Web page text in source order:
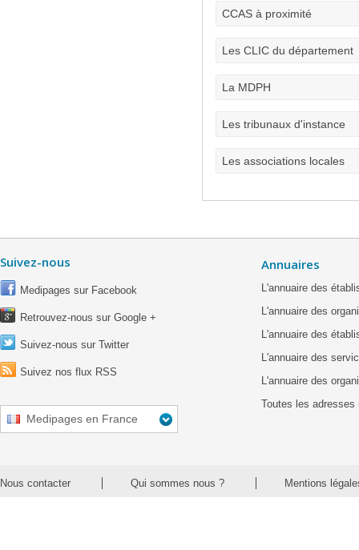
CCAS à proximité
Les CLIC du département
La MDPH
Les tribunaux d'instance
Les associations locales
Suivez-nous
Medipages sur Facebook
Retrouvez-nous sur Google +
Suivez-nous sur Twitter
Suivez nos flux RSS
Medipages en France
Annuaires
L'annuaire des
L'annuaire des
L'annuaire des
L'annuaire des
L'annuaire des
Toutes les adresses
Nous contacter Qui sommes nous ? Mentions